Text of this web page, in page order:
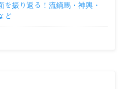
を振り返る！流鏑馬・神輿・
ど